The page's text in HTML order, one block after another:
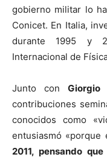
gobierno militar lo
Conicet. En Italia,
durante 1995 y
Internacional de
Junto conGiorgio
contribuciones
conocidos como
entusiasmó «porque
2011, pensando